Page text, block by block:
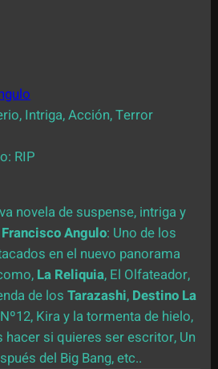
Intriga, Acción, Terror
RIP
novela de suspense, intriga y
Francisco Angulo: Uno de los
en el nuevo panorama
La Reliquia, El Olfateador,
de los Tarazashi, Destino La
Kira y la tormenta de hielo,
hacer si quieres ser escritor, Un
del Big Bang, etc..